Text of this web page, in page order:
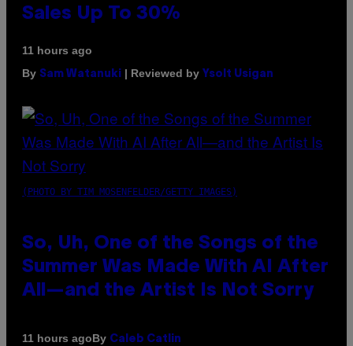
Sales Up To 30%
11 hours ago
By Sam Watanuki | Reviewed by Ysolt Usigan
(PHOTO BY TIM MOSENFELDER/GETTY IMAGES)
So, Uh, One of the Songs of the
Summer Was Made With AI After
All—and the Artist Is Not Sorry
11 hours agoBy Caleb Catlin